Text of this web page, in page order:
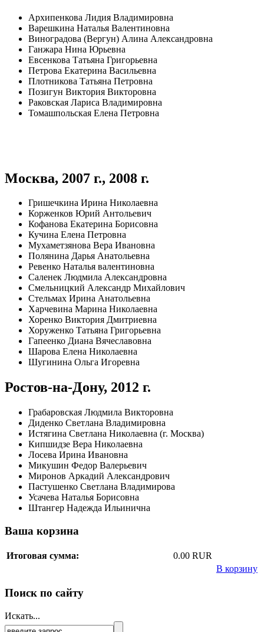
Архипенкова Лидия Владимировна
Варешкина Наталья Валентиновна
Виноградова (Вергун) Алина Александровна
Ганжара Нина Юрьевна
Евсенкова Татьяна Григорьевна
Петрова Екатерина Васильевна
Плотникова Татьяна Петровна
Позигун Виктория Викторовна
Раковская Лариса Владимировна
Томашпольская Елена Петровна
Москва, 2007 г., 2008 г.
Гришечкина Ирина Николаевна
Корженков Юрий Антольевич
Кофанова Екатерина Борисовна
Кучина Елена Петровна
Мухаметзянова Вера Ивановна
Полянина Дарья Анатольевна
Ревенко Наталья валентиновна
Саленек Людмила Александровна
Смельницкий Александр Михайлович
Стельмах Ирина Анатольевна
Харчевина Марина Николаевна
Хоренко Виктория Дмитриевна
Хоруженко Татьяна Григорьевна
Гапеенко Диана Вячеславовна
Шарова Елена Николаевна
Шугинина Ольга Игоревна
Ростов-на-Дону, 2012 г.
Грабаровская Людмила Викторовна
Диденко Светлана Владимировна
Истягина Светлана Николаевна (г. Москва)
Кипшидзе Вера Николаевна
Лосева Ирина Ивановна
Микушин Федор Валерьевич
Миронов Аркадий Александрович
Пастушенко Светлана Владимирова
Усачева Наталья Борисовна
Штангер Надежда Ильинична
Ваша корзина
Итоговая сумма:
0.00 RUR
В корзину
Поиск по сайту
Искать...